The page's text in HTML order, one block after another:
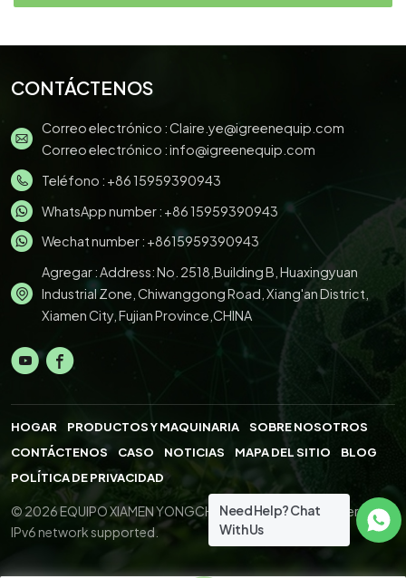
CONTÁCTENOS
Correo electrónico :Claire.ye@igreenequip.com
Correo electrónico :info@igreenequip.com
Teléfono : +86 15959390943
WhatsApp number : +86 15959390943
Wechat number : +8615959390943
Agregar : Address: No. 2518,Building B, Huaxingyuan
Industrial Zone, Chiwanggong Road, Xiang'an District,
Xiamen City, Fujian Province,CHINA
HOGAR PRODUCTOS Y MAQUINARIA
SOBRE NOSOTROS
CONTÁCTENOS
CASO NOTICIAS MAPA DEL SITIO
BLOG
POLÍTICA DE PRIVACIDAD
© 2026 EQUIPO XIAMEN YONGCHENG.,LTD. All Right Reserved.
IPv6 network supported.
Need Help? Chat
With Us